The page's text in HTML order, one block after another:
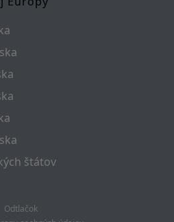
štátov
Odtlačok